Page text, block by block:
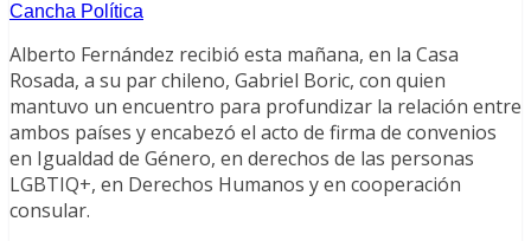
Cancha Política
Alberto Fernández recibió esta mañana, en la Casa
Rosada, a su par chileno, Gabriel Boric, con quien
mantuvo un encuentro para profundizar la relación entre
ambos países y encabezó el acto de firma de convenios
en Igualdad de Género, en derechos de las personas
LGBTIQ+, en Derechos Humanos y en cooperación
consular.